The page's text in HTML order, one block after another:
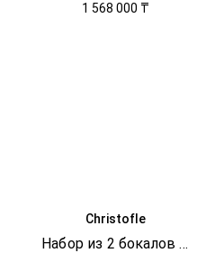
1 568 000 ₸
Christofle
Набор из 2 бокалов для шампанского Kawali